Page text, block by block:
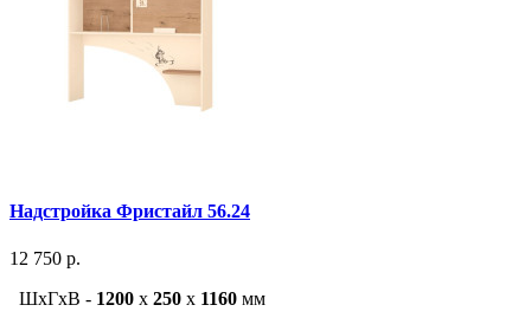
Надстройка Фристайл 56.24
12 750 р.
ШxГxВ - 1200 x 250 x 1160 мм